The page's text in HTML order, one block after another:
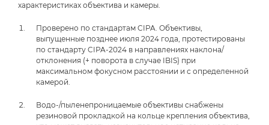
характеристиках объектива и камеры.
Проверено по стандартам CIPA. Объективы,
выпущенные позднее июля 2024 года, протестированы
по стандарту CIPA-2024 в направлениях наклона/
отклонения (+ поворота в случае IBIS) при
максимальном фокусном расстоянии и с определенной
камерой.
Водо-/пыленепроницаемые объективы снабжены
резиновой прокладкой на кольце крепления объектива,